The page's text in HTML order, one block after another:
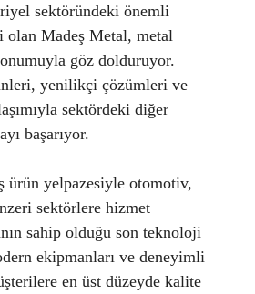
sektöründeki önemli
olan Madeş Metal, metal
göz dolduruyor.
yenilikçi çözümleri ve
sektördeki diğer
başarıyor.
ürün yelpazesiyle otomotiv,
sektörlere hizmet
sahip olduğu son teknoloji
ekipmanları ve deneyimli
en üst düzeyde kalite